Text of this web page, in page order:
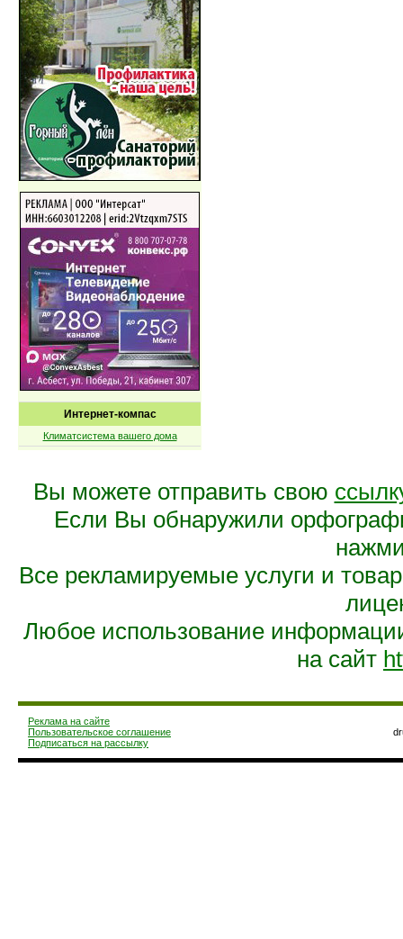
Интернет-компас
Климатсистема вашего дома
Вы можете отправить свою
Если Вы обнаружили
Все рекламируемые услуги и
Любое использование
на сайт
Реклама на сайте
Пользовательское соглашение
Подписаться на рассылку